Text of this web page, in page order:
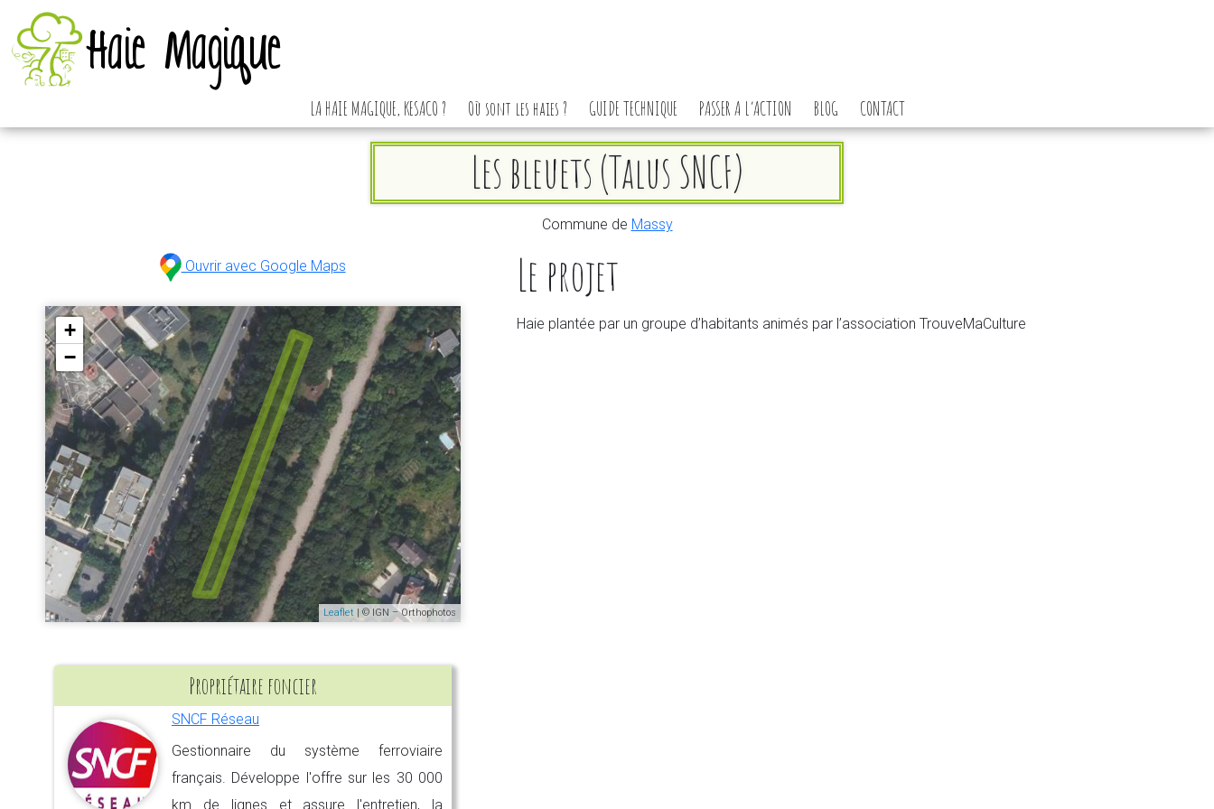
Haie Magique
LA HAIE MAGIQUE, KESACO ? Où sont les haies ? GUIDE TECHNIQUE PASSER A L’ACTION BLOG CONTACT
Les bleuets (Talus SNCF)
Commune de Massy
Ouvrir avec Google Maps
+
−
Leaflet | © IGN – Orthophotos
Propriétaire foncier
SNCF Réseau
Gestionnaire du système ferroviaire
français. Développe l'offre sur les 30 000
km de lignes et assure l'entretien, la
Le projet
Haie plantée par un groupe d’habitants animés par l’association TrouveMaCulture